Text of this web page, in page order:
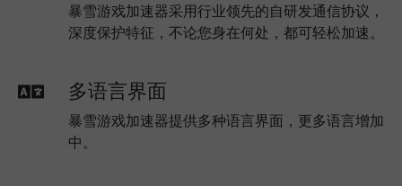
暴雪游戏加速器采用行业领先的自研发通信协议，
深度保护特征，不论您身在何处，都可轻松加速。
多语言界面
暴雪游戏加速器提供多种语言界面，更多语言增加
中。